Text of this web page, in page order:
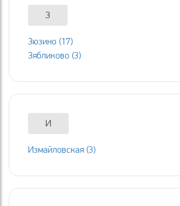
З
Зюзино (17)
Зябликово (3)
И
Измайловская (3)